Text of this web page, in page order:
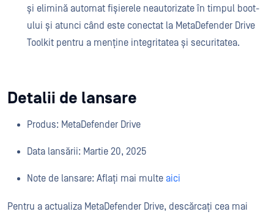
și elimină automat fișierele neautorizate în timpul boot-
ului și atunci când este conectat la MetaDefender Drive
Toolkit pentru a menține integritatea și securitatea.
Detalii de lansare
Produs: MetaDefender Drive
Data lansării: Martie 20, 2025
Note de lansare: Aflați mai multe aici
Pentru a actualiza MetaDefender Drive, descărcați cea mai